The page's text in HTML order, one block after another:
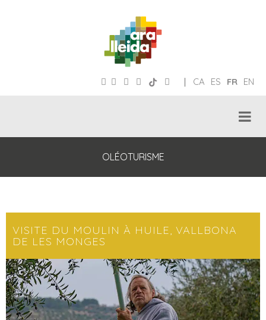
CA ES FR EN
|
OLÉOTURISME
VISITE DU MOULIN À HUILE, VALLBONA
DE LES MONGES